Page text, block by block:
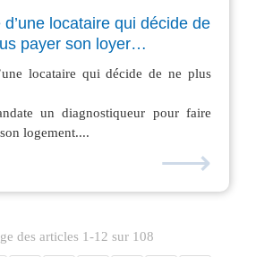
d’une locataire qui décide de
payer son loyer…
locataire qui décide de ne plus
un diagnostiqueur pour faire
logement....
⟶
des articles 1-12 sur 108